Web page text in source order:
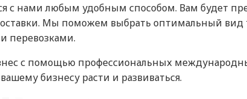
с нами любым удобным способом. Вам будет
Мы поможем выбрать оптимальный вид
перевозками.
с помощью профессиональных
бизнесу расти и развиваться.